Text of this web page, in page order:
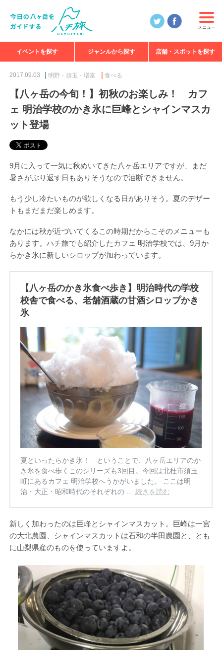
メニュー
イベントを探す ジャンルから探す 店舗・スポットを探す
2017.09.03 明野・須玉・増富 食べる
【八ヶ岳の今旬！】初秋のお楽しみ！ カフ
ェ 明治学校のかき氷に巨峰とシャインマスカ
ット登場
9月に入って一気に秋めいてきた八ヶ岳エリアですが、まだ
暑さがぶり返す日もありそうなので油断できません。
もう少し冷たいものが欲しくなる日がありそう。夏のデザー
トもまだまだ楽しめます。
なかには秋が近づいてくるこの時期だからこそのメニューも
あります。ハチ旅でも紹介したカフェ 明治学校では、9月か
らかき氷に新しいシロップが加わっています。
【八ヶ岳のかき氷食べ歩き】明治時代の学校
校舎で食べる、老舗酒蔵の甘酒シロップかき
氷
夏といったらかき氷！ ということで、八ヶ岳エリアのか
き氷を食べ歩くこのシリーズも3回目。今回は北杜市須玉
町にあるカフェ 明治学校へうかがいました。 ここは明
治・大正・昭和時代のそれぞれの … 続きを読む
新しく加わったのは巨峰とシャインマスカット。巨峰は一宮
の大北農園、シャインマスカットは石和の半田農園と、とも
に山梨県産のものを使っていますよ。